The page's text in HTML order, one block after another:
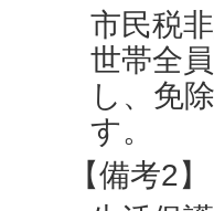
市民税
世帯全
し、免
す。
【備考2】